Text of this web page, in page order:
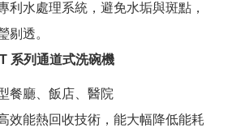
利水處理系統，避免水垢與斑點，
剔透。
系列通道式洗碗機
餐廳、飯店、醫院
效能熱回收技術，能大幅降低能耗